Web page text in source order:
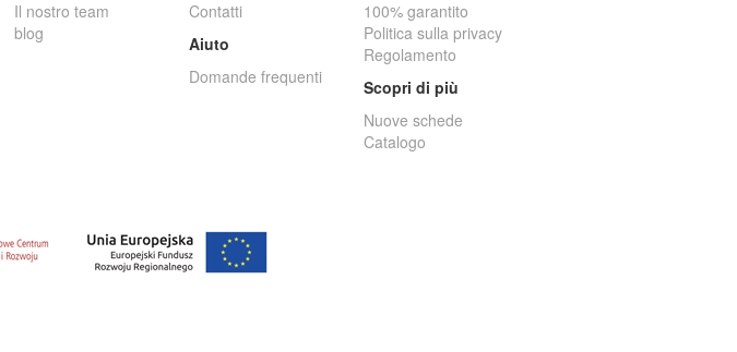
Il nostro team
blog
Contatti
Aiuto
Domande frequenti
100% garantito
Politica sulla privacy
Regolamento
Scopri di più
Nuove schede
Catalogo